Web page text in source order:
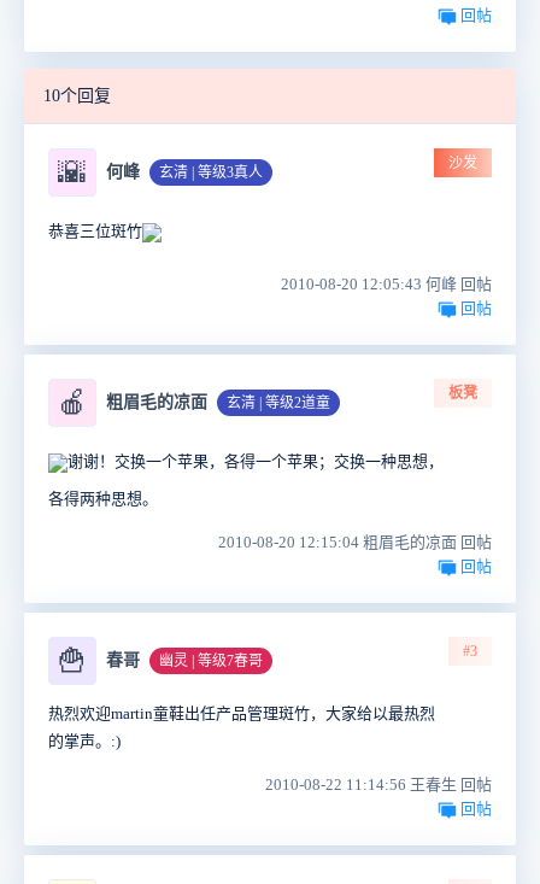
回帖
10个回复
🌇 何峰 玄清 | 等级3真人
沙发
恭喜三位斑竹
2010-08-20 12:05:43 何峰 回帖
回帖
🍎 粗眉毛的凉面 玄清 | 等级2道童
板凳
谢谢！交换一个苹果，各得一个苹果；交换一种思想，
各得两种思想。
2010-08-20 12:15:04 粗眉毛的凉面 回帖
回帖
🍟 春哥 幽灵 | 等级7春哥
#3
热烈欢迎martin童鞋出任产品管理斑竹，大家给以最热烈
的掌声。:)
2010-08-22 11:14:56 王春生 回帖
回帖